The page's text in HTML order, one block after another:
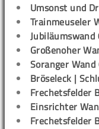
Umsonst und
Trainmeuseler
Großenoher
Soranger
Bröseleck |
Frechetsfelder
Einsrichter
Frechetsfelder